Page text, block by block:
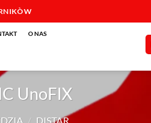
O NAS
UnoFIX
/ DISTAR